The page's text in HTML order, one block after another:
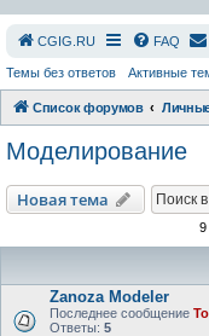
СGIG.RU FAQ
Темы без ответов Активные
Список форумов
Моделирование
Новая тема
9
Zanoza Modeler
Последнее сообщение
Ответы: 5